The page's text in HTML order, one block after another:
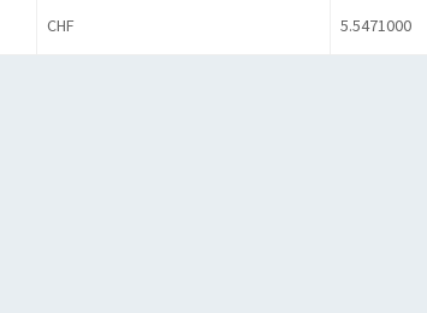
CHF 5.5471000